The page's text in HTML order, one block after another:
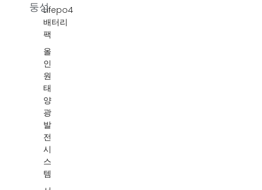
Lifepo4
배터리
팩
올
인
원
태
양
광
발
전
시
스
템
둥성.